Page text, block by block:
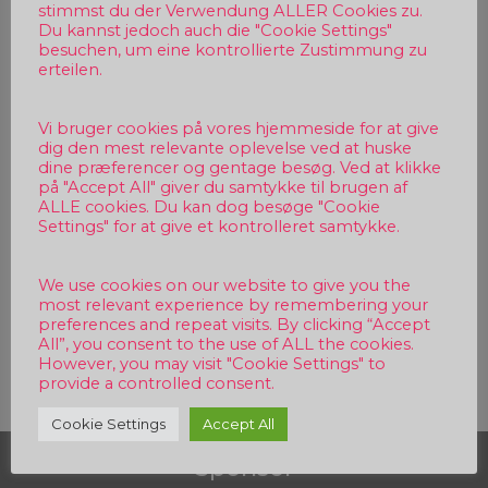
Beitragsnavigation
Sponsor
stimmst du der Verwendung ALLER Cookies zu.
Du kannst jedoch auch die "Cookie Settings"
besuchen, um eine kontrollierte Zustimmung zu
erteilen.
Vi bruger cookies på vores hjemmeside for at give
dig den mest relevante oplevelse ved at huske
dine præferencer og gentage besøg. Ved at klikke
på "Accept All" giver du samtykke til brugen af
ALLE cookies. Du kan dog besøge "Cookie
Settings" for at give et kontrolleret samtykke.
We use cookies on our website to give you the
most relevant experience by remembering your
preferences and repeat visits. By clicking “Accept
All”, you consent to the use of ALL the cookies.
However, you may visit "Cookie Settings" to
provide a controlled consent.
Cookie Settings Accept All